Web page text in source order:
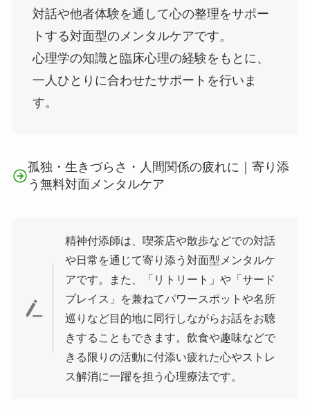
対話や他者体験を通して心の整理をサポー
トする対面型のメンタルケアです。
心理学の知識と臨床心理の経験をもとに、
一人ひとりに合わせたサポートを行いま
す。
孤独・生きづらさ・人間関係の疲れに｜寄り添
う無料対面メンタルケア
精神付添師は、喫茶店や散歩などでの対話
や日常を通じて寄り添う対面型メンタルケ
アです。また、「リトリート」や「サード
プレイス」を兼ねてパワースポットや名所
巡りなど目的地に同行しながらお話をお聴
きすることもできます。飲食や趣味などで
きる限りの活動に付添い疲れた心やストレ
ス解消に一躍を担う心理療法です。